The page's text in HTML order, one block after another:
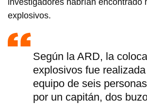
investigadores habrían encontrado
explosivos.
Según la ARD, la
explosivos fue
equipo de seis
por un capitán, dos